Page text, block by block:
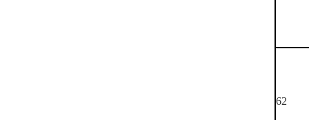
62